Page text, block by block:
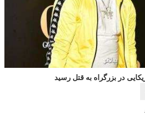
در بزرگراه به قتل رسید